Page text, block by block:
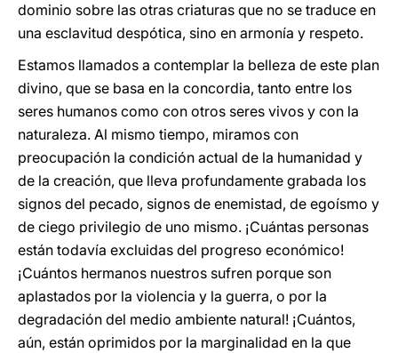
dominio sobre las otras criaturas que no se traduce en
una esclavitud despótica, sino en armonía y respeto.
Estamos llamados a contemplar la belleza de este plan
divino, que se basa en la concordia, tanto entre los
seres humanos como con otros seres vivos y con la
naturaleza. Al mismo tiempo, miramos con
preocupación la condición actual de la humanidad y
de la creación, que lleva profundamente grabada los
signos del pecado, signos de enemistad, de egoísmo y
de ciego privilegio de uno mismo. ¡Cuántas personas
están todavía excluidas del progreso económico!
¡Cuántos hermanos nuestros sufren porque son
aplastados por la violencia y la guerra, o por la
degradación del medio ambiente natural! ¡Cuántos,
aún, están oprimidos por la marginalidad en la que